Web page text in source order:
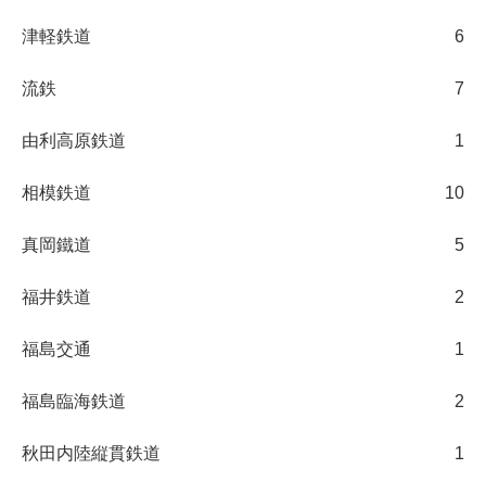
津軽鉄道 6
流鉄 7
由利高原鉄道 1
相模鉄道 10
真岡鐵道 5
福井鉄道 2
福島交通 1
福島臨海鉄道 2
秋田内陸縦貫鉄道 1